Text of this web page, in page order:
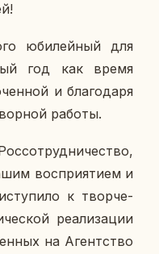
юби­лей­ный для
ый год как время
и бла­го­да­ря
работы.
вос­при­я­ти­ем и
к твор­че­
ре­а­ли­за­ции
на Агент­ство